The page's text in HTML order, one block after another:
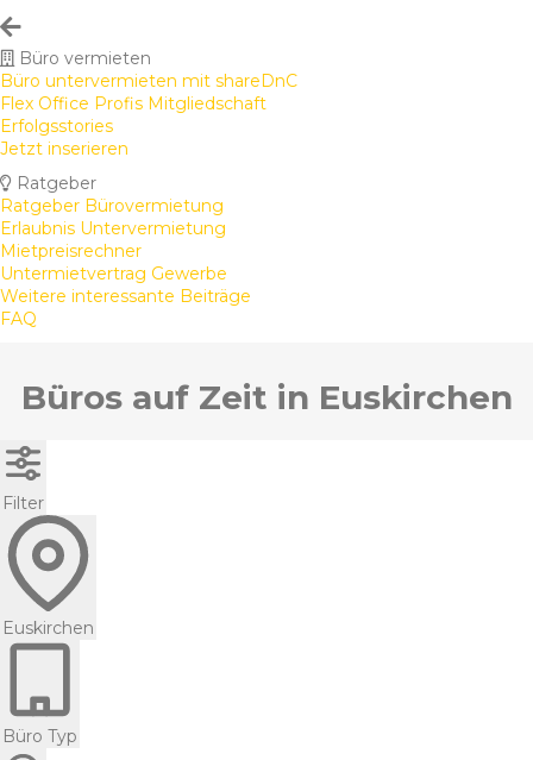
Büro vermieten
Büro untervermieten mit shareDnC
Flex Office Profis Mitgliedschaft
Erfolgsstories
Jetzt inserieren
Ratgeber
Ratgeber Bürovermietung
Erlaubnis Untervermietung
Mietpreisrechner
Untermietvertrag Gewerbe
Weitere interessante Beiträge
FAQ
Büros auf Zeit in Euskirchen
Filter
Euskirchen
Büro Typ